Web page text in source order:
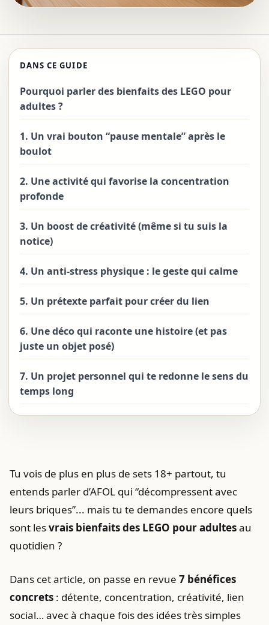
DANS CE GUIDE
Pourquoi parler des bienfaits des LEGO pour
adultes ?
1. Un vrai bouton “pause mentale” après le
boulot
2. Une activité qui favorise la concentration
profonde
3. Un boost de créativité (même si tu suis la
notice)
4. Un anti-stress physique : le geste qui calme
5. Un prétexte parfait pour créer du lien
6. Une déco qui raconte une histoire (et pas
juste un objet posé)
7. Un projet personnel qui te redonne le sens du
temps long
Tu vois de plus en plus de sets 18+ partout, tu
entends parler d’AFOL qui “décompressent avec
leurs briques”... mais tu te demandes encore quels
sont lesvrais bienfaits des LEGO pour adultesau
quotidien ?
Dans cet article, on passe en revue 7 bénéfices
concrets : détente, concentration, créativité, lien
social… avec à chaque fois des idées très simples